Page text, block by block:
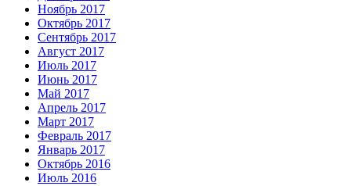
Ноябрь 2017
Октябрь 2017
Сентябрь 2017
Август 2017
Июль 2017
Июнь 2017
Май 2017
Апрель 2017
Март 2017
Февраль 2017
Январь 2017
Октябрь 2016
Июль 2016